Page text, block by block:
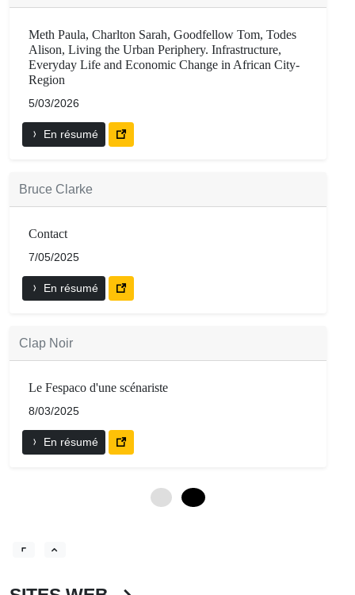
Meth Paula, Charlton Sarah, Goodfellow Tom, Todes
Alison, Living the Urban Periphery. Infrastructure,
Everyday Life and Economic Change in African City-
Region
5/03/2026
En résumé
Bruce Clarke
Contact
7/05/2025
En résumé
Clap Noir
Le Fespaco d'une scénariste
8/03/2025
En résumé